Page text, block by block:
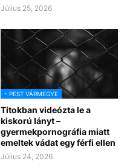
Július 25, 2026
- PEST VÁRMEGYE
Titokban videózta le a
kiskorú lányt –
gyermekpornográfia miatt
emeltek vádat egy férfi ellen
Július 24, 2026